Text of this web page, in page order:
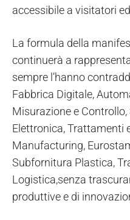
accessibile a visitatori
La formula della
continuerà a
sempre l’hanno
Fabbrica Digitale,
Misurazione e
Elettronica, Trattamenti
Manufacturing,
Subfornitura Plastica,
Logistica,senza
produttive e di